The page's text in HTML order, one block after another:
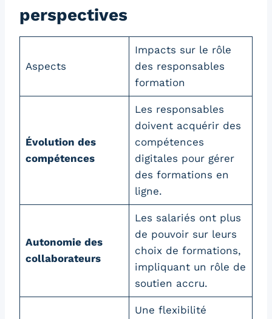
perspectives
Aspects
Impacts sur le rôle
des responsables
formation
Évolution des
compétences
Les responsables
doivent acquérir des
compétences
digitales pour gérer
des formations en
ligne.
Autonomie des
collaborateurs
Les salariés ont plus
de pouvoir sur leurs
choix de formations,
impliquant un rôle de
soutien accru.
Une flexibilité